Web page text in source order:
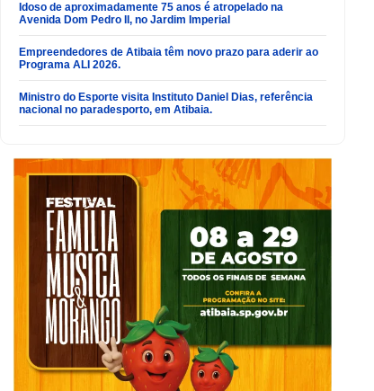
Idoso de aproximadamente 75 anos é atropelado na
Avenida Dom Pedro II, no Jardim Imperial
Empreendedores de Atibaia têm novo prazo para aderir ao
Programa ALI 2026.
Ministro do Esporte visita Instituto Daniel Dias, referência
nacional no paradesporto, em Atibaia.